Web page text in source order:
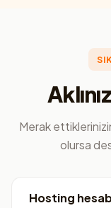
Merak
olursa
Hosting